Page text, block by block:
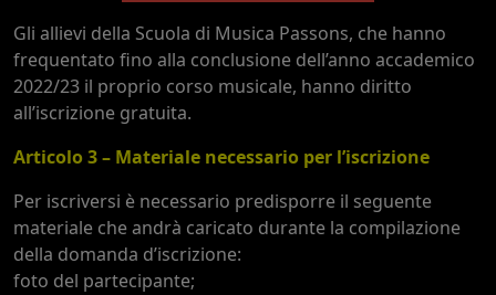
Gli allievi della Scuola di Musica Passons, che hanno
frequentato fino alla conclusione dell’anno accademico
2022/23 il proprio corso musicale, hanno diritto
all’iscrizione gratuita.
Articolo 3 – Materiale necessario per l’iscrizione
Per iscriversi è necessario predisporre il seguente
materiale che andrà caricato durante la compilazione
della domanda d’iscrizione:
foto del partecipante;